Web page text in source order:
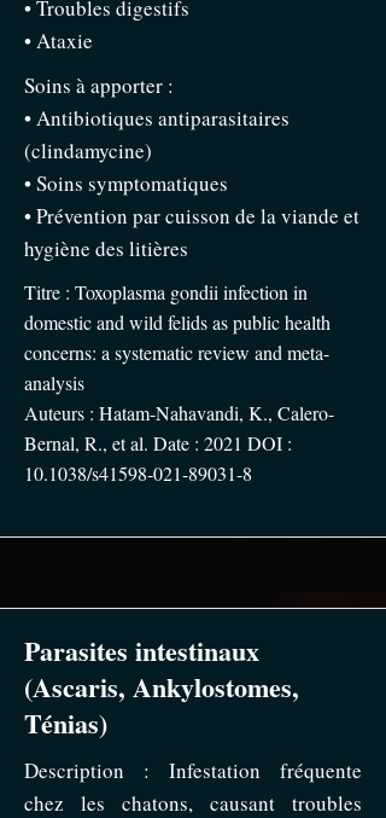
• Troubles digestifs
• Ataxie
Soins à apporter :
• Antibiotiques antiparasitaires
(clindamycine)
• Soins symptomatiques
• Prévention par cuisson de la viande et
hygiène des litières
Titre : Toxoplasma gondii infection in
domestic and wild felids as public health
concerns: a systematic review and meta-
analysis
Auteurs : Hatam-Nahavandi, K., Calero-
Bernal, R., et al. Date : 2021 DOI :
10.1038/s41598-021-89031-8
Parasites intestinaux
(Ascaris, Ankylostomes,
Ténias)
Description : Infestation fréquente
chez les chatons, causant troubles